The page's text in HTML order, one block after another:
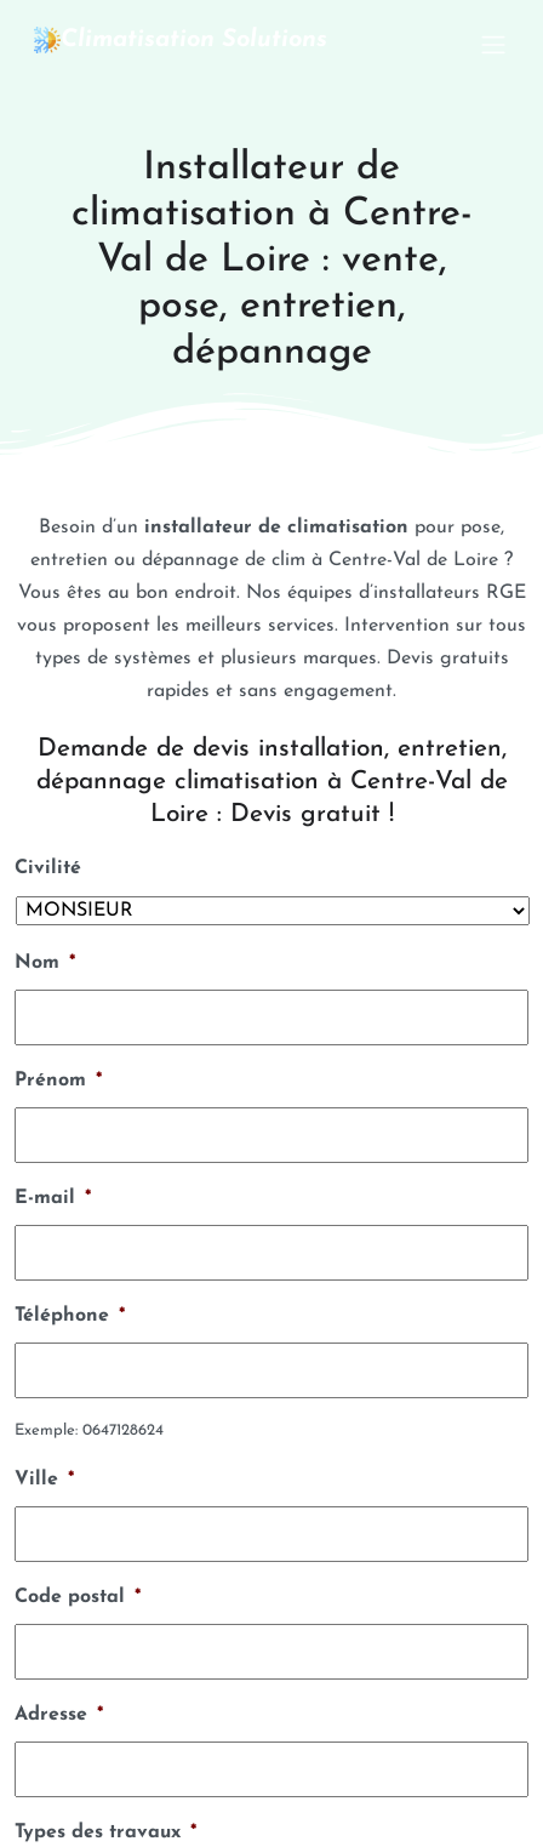
Installateur de
climatisation à Centre-
Val de Loire : vente,
pose, entretien,
dépannage
Besoin d’un installateur de climatisation pour pose,
entretien ou dépannage de clim à Centre-Val de Loire ?
Vous êtes au bon endroit. Nos équipes d’installateurs RGE
vous proposent les meilleurs services. Intervention sur tous
types de systèmes et plusieurs marques. Devis gratuits
rapides et sans engagement.
Demande de devis installation, entretien,
dépannage climatisation à Centre-Val de
Loire : Devis gratuit !
Civilité
Nom *
Prénom *
E-mail *
Téléphone *
Exemple: 0647128624
Ville *
Code postal *
Adresse *
Types des travaux *